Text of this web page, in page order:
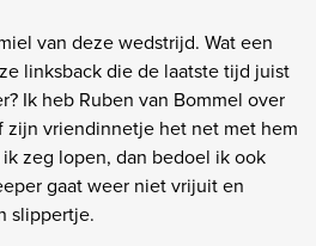
van deze wedstrijd. Wat een
linksback die de laatste tijd juist
Ik heb Ruben van Bommel over
zijn vriendinnetje het net met hem
zeg lopen, dan bedoel ik ook
gaat weer niet vrijuit en
slippertje.